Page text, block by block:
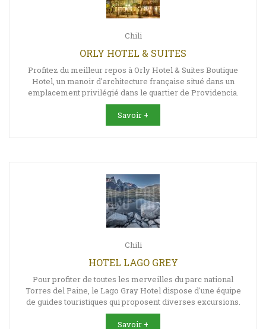
Chili
ORLY HOTEL & SUITES
Profitez du meilleur repos à Orly Hotel & Suites Boutique
Hotel, un manoir d'architecture française situé dans un
emplacement privilégié dans le quartier de Providencia.
Savoir +
Chili
HOTEL LAGO GREY
Pour profiter de toutes les merveilles du parc national
Torres del Paine, le Lago Gray Hotel dispose d'une équipe
de guides touristiques qui proposent diverses excursions.
Savoir +